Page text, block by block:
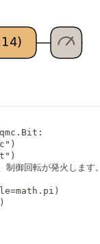
御回転が発火します。